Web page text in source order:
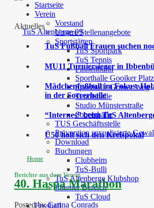
Startseite
Verein
Vorstand
Unsere Stellenangebote
Sportstätten
TuS Sportpark
TuS Tennis
Finnenbahn
Sporthalle Gooiker Platz
Sporthalle Grüner Weg
Tennishalle
Studio Münsterstraße
Soccerhalle
TUS Geschäftsstelle
Prävention sexualisierte
Download
Buchungen
Clubheim
TuS-Bulli
TuS Altenberge Klubshop
Interner Bereich
TuS Cloud
Fussball
Aktuelles
TuS Fußball Frauen suchen
MU11 Turniersieger in
Mädchenfußball im Fokus:
in der Soccerhalle
“Internes” beim TuS
Ü50 holt sich den Kreispokal
Home
Berichte aus dem Verein
40. Haspa Marathon
Posted byCarina Conrads